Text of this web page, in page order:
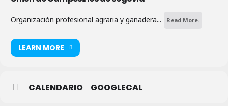
Organización profesional agraria y ganadera... Read More.
LEARN MORE
CALENDARIO GOOGLECAL